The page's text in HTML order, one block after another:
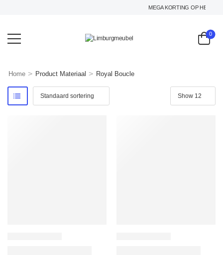
MEGA KORTING OP HET
0
Home > Product Materiaal > Royal Boucle